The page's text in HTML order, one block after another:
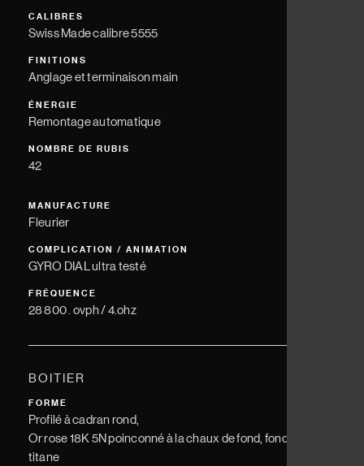
CALIBRES
Swiss Made calibre 5555
FINITIONS
Anglage et terminaison main
ÉNERGIE
Remontage automatique
NOMBRE DE RUBIS
42
MANUFACTURE
Fleurier
COMPLICATION / ANIMATION
GYRO DIAL ultra testé
FRÉQUENCE
28 800 . ovph / 4.ohz
BOITIER
FORME
Profilé à cadran rond,
Or rose 18K 5N poinconné à la chaux de fond, fond vissé en
titane